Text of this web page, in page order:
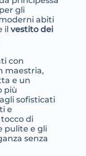
gli
abiti
il vestito dei
con
maestria,
e un
più
sofisticati
e
di
pulite e gli
senza